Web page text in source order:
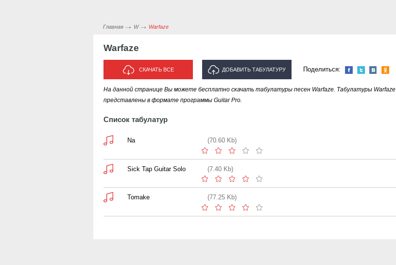
Главная W Warfaze
Warfaze
СКАЧАТЬ ВСЕ ДОБАВИТЬ ТАБУЛАТУРУ
ИСПОЛНИТЕЛЯ "WARFAZE"
Поделиться:
На данной странице Вы можете бесплатно скачать табулатуры песен Warfaze. Табулатуры Warfaze
представлены в формате программы Guitar Pro.
Список табулатур
Na (70.60 Kb)
Sick Tap Guitar Solo (7.40 Kb)
Tomake (77.25 Kb)